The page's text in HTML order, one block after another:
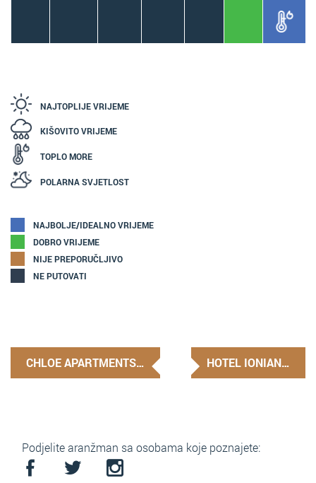
NAJTOPLIJE VRIJEME
KIŠOVITO VRIJEME
TOPLO MORE
POLARNA SVJETLOST
NAJBOLJE/IDEALNO VRIJEME
DOBRO VRIJEME
NIJE PREPORUČLJIVO
NE PUTOVATI
CHLOE APARTMENTS… HOTEL IONIAN…
Podjelite aranžman sa osobama koje poznajete: